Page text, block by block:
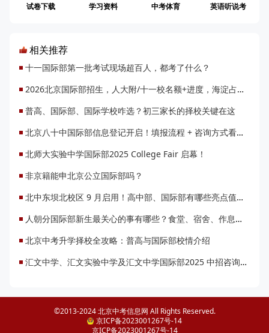
试卷下载 学习资料 中考体育 英语听说考
相关推荐
十一国际部第一批考试现场超百人，都考了什么？
2026北京国际部招生，人大附/十一校名额+进度，海淀占超50%
普高、国际部、国际学校咋选？初三家长的择校关键在这
北京八十中国际部信息登记开启！填报流程 + 咨询方式看这里！
北师大实验中学国际部2025 College Fair 启幕！
非京籍能申北京公立国际部吗？
北中东坝北校区 9 月启用！高中部、国际部有哪些亮点值得期待？
人朝分国际部新生最关心的事有哪些？食堂、宿舍、作息全解析！
北京中考升学择校全攻略：普高与国际部校情介绍
汇文中学、汇文实验中学及汇文中学国际部2025 中招咨询启动
©2013-2024 北京中考信息网 All Rights Reserved.
京ICP备2023001267号-14
京ICP备2023001267号-14